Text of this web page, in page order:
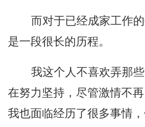
而对于已经成家工作
是一段很长的历程。
我这个人不喜欢弄那
在努力坚持，尽管激情不
我也面临经历了很多事情